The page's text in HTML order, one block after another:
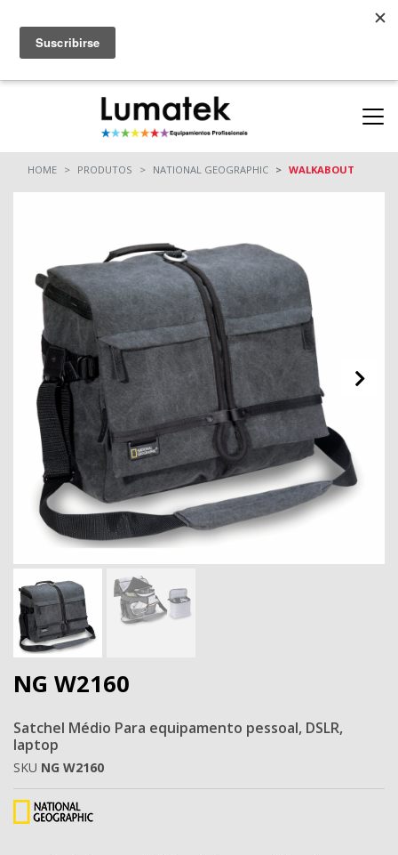
ONDE COMPRAR
HOME PRODUTOS NATIONAL GEOGRAPHIC WALKABOUT
NG W2160
Satchel Médio Para equipamento pessoal, DSLR,
laptop
SKU NG W2160